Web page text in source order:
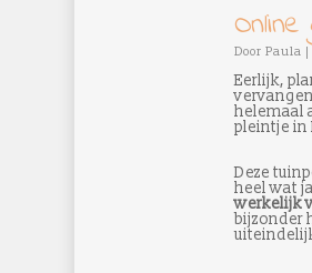
Door Paula |
Eerlijk,
helemaal
pleintje in
Deze
heel wat
werkelijk
bijzonder